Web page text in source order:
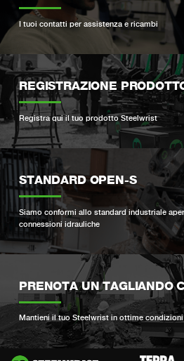
I tuoi contatti per assistenza e ricambi
REGISTRAZIONE
Registra qui il tuo prodotto Steelwrist
STANDARD OPEN-S
Siamo conformi allo standard industriale
connessioni idrauliche
PRENOTA UN TAGLIANDO
Mantieni il tuo Steelwrist in ottime condizioni